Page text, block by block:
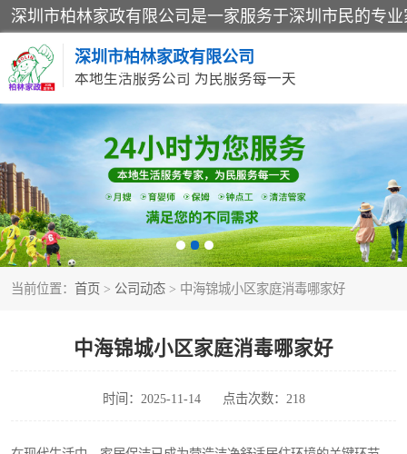
深圳市柏林家政有限公司
本地生活服务公司 为民服务每一天
当前位置： 首页 > 公司动态 > 中海锦城小区家庭消毒哪家好
中海锦城小区家庭消毒哪家好
时间：2025-11-14 点击次数：218
家居保洁
家庭保姆